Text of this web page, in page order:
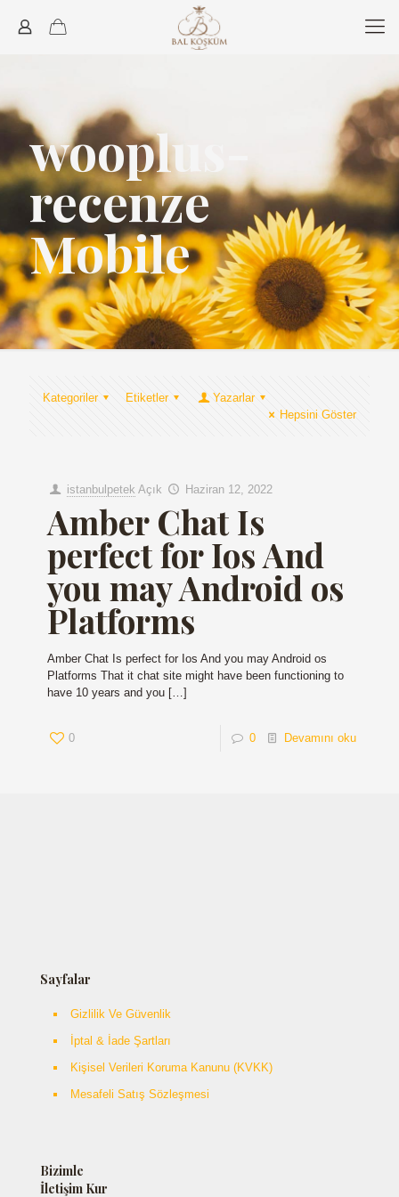
wooplus-
recenze
Mobile
Kategoriler Etiketler
Yazarlar
Hepsini Göster
istanbulpetek Açık Haziran 12, 2022
Amber Chat Is
perfect for Ios And
you may Android os
Platforms
Amber Chat Is perfect for Ios And you may Android os
Platforms That it chat site might have been functioning to
have 10 years and you […]
0 0 Devamını oku
Sayfalar
Gizlilik Ve Güvenlik
İptal & İade Şartları
Kişisel Verileri Koruma Kanunu (KVKK)
Mesafeli Satış Sözleşmesi
Bizimle
İletişim Kur